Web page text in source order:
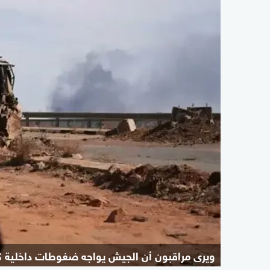
ويرى مراقبون أن الجيش يواجه ضغوطات داخلية